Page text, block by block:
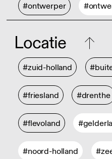
#ontwerper
Locatie
#zuid-holland
#friesland #drenthe
#flevoland
#noord-holland